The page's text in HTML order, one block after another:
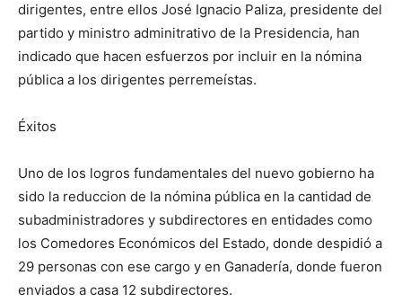
dirigentes, entre ellos José Ignacio Paliza, presidente del
partido y ministro adminitrativo de la Presidencia, han
indicado que hacen esfuerzos por incluir en la nómina
pública a los dirigentes perremeístas.
Éxitos
Uno de los logros fundamentales del nuevo gobierno ha
sido la reduccion de la nómina pública en la cantidad de
subadministradores y subdirectores en entidades como
los Comedores Económicos del Estado, donde despidió a
29 personas con ese cargo y en Ganadería, donde fueron
enviados a casa 12 subdirectores.